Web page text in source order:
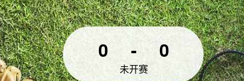
0 - 0
未开赛